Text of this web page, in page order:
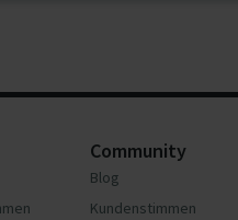
Community
Blog
Kundenstimmen